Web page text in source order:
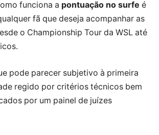
funciona a pontuação no surfe é
fã que deseja acompanhar as
o Championship Tour da WSL até
pode parecer subjetivo à primeira
regido por critérios técnicos bem
por um painel de juízes